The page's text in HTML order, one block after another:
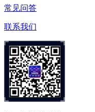
常见问答
联系我们